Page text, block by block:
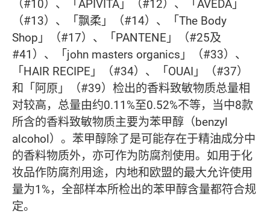
（#10）、「APIVITA」（#12）、「AVEDA」
（#13）、「飘柔」（#14）、「The Body
Shop」（#17）、「PANTENE」（#25及
#41）、「john masters organics」（#33）、
「HAIR RECIPE」（#34）、「OUAI」（#37）
和「阿原」（#39）检出的香料致敏物质总量相
对较高，总量由约0.11%至0.52%不等，当中8款
所含的香料致敏物质主要为苯甲醇（benzyl
alcohol）。苯甲醇除了是可能存在于精油成分中
的香料物质外，亦可作为防腐剂使用。如用于化
妆品作防腐剂用途，内地和欧盟的最大允许使用
量为1%，全部样本所检出的苯甲醇含量都符合规
定。